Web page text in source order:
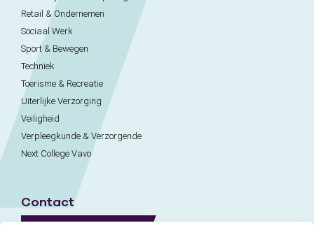
Retail & Ondernemen
Sociaal Werk
Sport & Bewegen
Techniek
Toerisme & Recreatie
Uiterlijke Verzorging
Veiligheid
Verpleegkunde & Verzorgende
Next College Vavo
Contact